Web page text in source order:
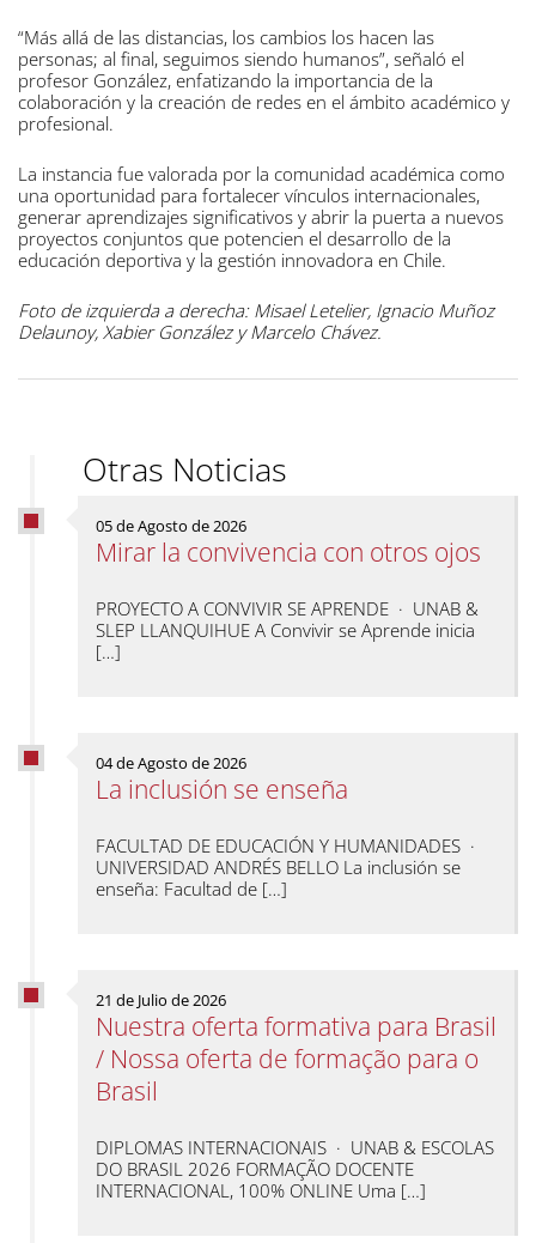
“Más allá de las distancias, los cambios los hacen las
personas; al final, seguimos siendo humanos”, señaló el
profesor González, enfatizando la importancia de la
colaboración y la creación de redes en el ámbito académico y
profesional.
La instancia fue valorada por la comunidad académica como
una oportunidad para fortalecer vínculos internacionales,
generar aprendizajes significativos y abrir la puerta a nuevos
proyectos conjuntos que potencien el desarrollo de la
educación deportiva y la gestión innovadora en Chile.
Foto de izquierda a derecha: Misael Letelier, Ignacio Muñoz
Delaunoy, Xabier González y Marcelo Chávez.
Otras Noticias
05 de Agosto de 2026
Mirar la convivencia con otros ojos
PROYECTO A CONVIVIR SE APRENDE · UNAB &
SLEP LLANQUIHUE A Convivir se Aprende inicia
[…]
04 de Agosto de 2026
La inclusión se enseña
FACULTAD DE EDUCACIÓN Y HUMANIDADES ·
UNIVERSIDAD ANDRÉS BELLO La inclusión se
enseña: Facultad de […]
21 de Julio de 2026
Nuestra oferta formativa para Brasil
/ Nossa oferta de formação para o
Brasil
DIPLOMAS INTERNACIONAIS · UNAB & ESCOLAS
DO BRASIL 2026 FORMAÇÃO DOCENTE
INTERNACIONAL, 100% ONLINE Uma […]